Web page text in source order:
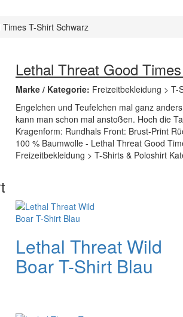
T-Shirt Schwarz
Lethal Threat Good
Marke / Kategorie: Freizeitbekleidung > T-
Engelchen und Teufelchen mal ganz
kann man schon mal anstoßen. Hoch die
Kragenform: Rundhals Front: Brust-Print
100 % Baumwolle - Lethal Threat Good
Freizeitbekleidung > T-Shirts & Poloshirt
Lethal Threat Wild
Boar T-Shirt Blau